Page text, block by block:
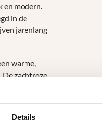
Details
en modern.
in de
jarenlang
warme,
zachtroze
en behoudt